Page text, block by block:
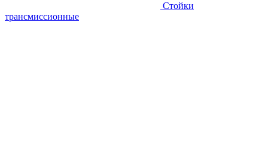
Стойки
трансмиссионные